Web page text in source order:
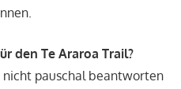
den Te Araroa Trail?
nicht pauschal beantworten